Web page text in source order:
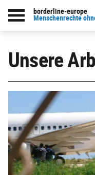
borderline-europe
Menschenrechte
Unsere